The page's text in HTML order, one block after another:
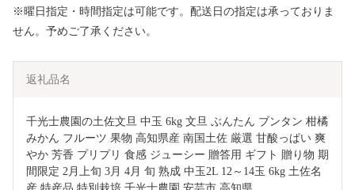
※曜日指定・時間指定は可能です。配送日の指定は承っておりま
せん。予めご了承ください。
返礼品名
千光士農園の土佐文旦 中玉 6kg 文旦 ぶんたん ブンタン 柑橘
みかん フルーツ 果物 高知県産 南国土佐 厳選 甘酸っぱい 爽
やか 芳香 プリプリ 食感 ジューシー 贈答用 ギフト 贈り物 期
間限定 2月上旬 3月 4月 旬 熟成 中玉2L 12～14玉 6kg 土佐名